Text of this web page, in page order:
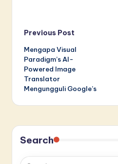
Post
navigation
Previous Post
Mengapa Visual
Paradigm’s AI-
Powered Image
Translator
Mengungguli Google’s
Search